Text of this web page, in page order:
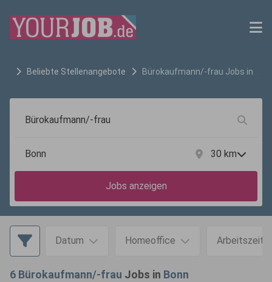
Beliebte Stellenangebote Bürokaufmann/-frau Jobs in
30 km
Jobs anzeigen
Datum Homeoffice Arbeitszeit
6 Bürokaufmann/-frau Jobs in Bonn